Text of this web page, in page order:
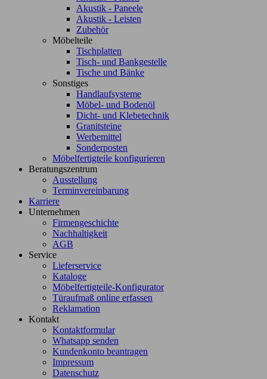
Akustik - Paneele
Akustik - Leisten
Zubehör
Möbelteile
Tischplatten
Tisch- und Bankgestelle
Tische und Bänke
Sonstiges
Handlaufsysteme
Möbel- und Bodenöl
Dicht- und Klebetechnik
Granitsteine
Werbemittel
Sonderposten
Möbelfertigteile konfigurieren
Beratungszentrum
Ausstellung
Terminvereinbarung
Karriere
Unternehmen
Firmengeschichte
Nachhaltigkeit
AGB
Service
Lieferservice
Kataloge
Möbelfertigteile-Konfigurator
Türaufmaß online erfassen
Reklamation
Kontakt
Kontaktformular
Whatsapp senden
Kundenkonto beantragen
Impressum
Datenschutz